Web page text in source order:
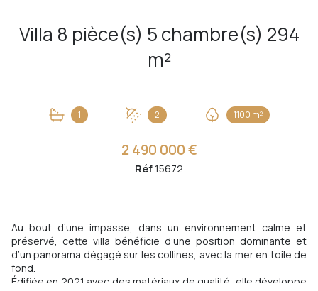
Villa 8 pièce(s) 5 chambre(s) 294
m²
1 2 1100 m²
2 490 000 €
Réf15672
Au bout d’une impasse, dans un environnement calme et
préservé, cette villa bénéficie d’une position dominante et
d’un panorama dégagé sur les collines, avec la mer en toile de
fond.
Édifiée en 2021 avec des matériaux de qualité, elle développe